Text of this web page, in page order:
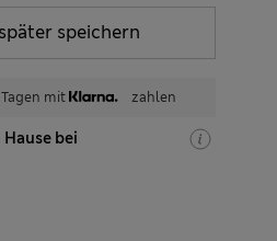
speichern
mit zahlen
bei